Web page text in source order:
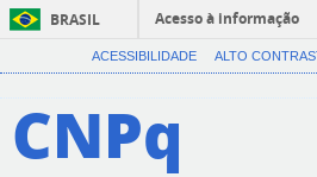
BRASIL
Acesso à informação
ACESSIBILIDADE ALTO
CNPq